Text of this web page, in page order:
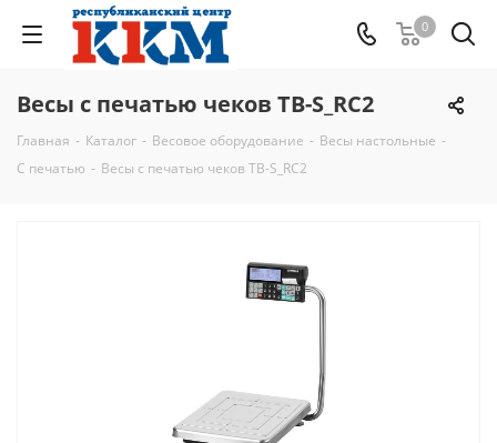
0
Весы с печатью чеков ТВ-S_RC2
Главная - Каталог - Весовое оборудование - Весы настольные -
С печатью - Весы с печатью чеков ТВ-S_RC2